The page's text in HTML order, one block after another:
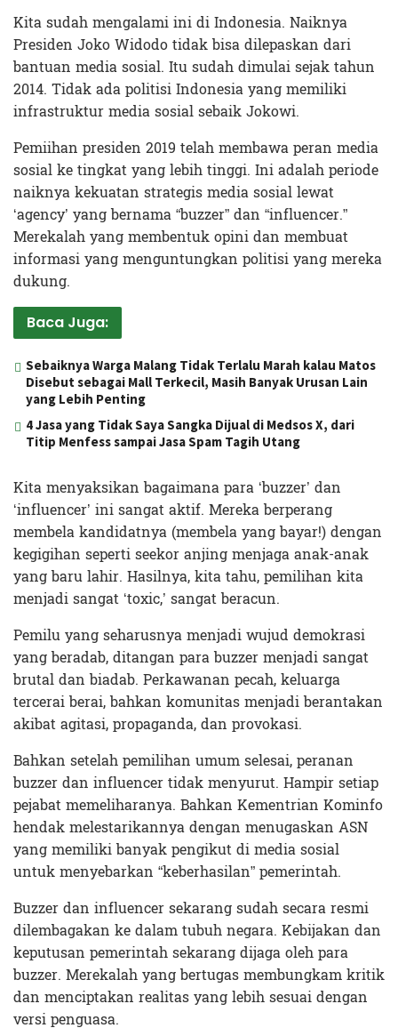
Kita sudah mengalami ini di Indonesia. Naiknya
Presiden Joko Widodo tidak bisa dilepaskan dari
bantuan media sosial. Itu sudah dimulai sejak tahun
2014. Tidak ada politisi Indonesia yang memiliki
infrastruktur media sosial sebaik Jokowi.
Pemiihan presiden 2019 telah membawa peran media
sosial ke tingkat yang lebih tinggi. Ini adalah periode
naiknya kekuatan strategis media sosial lewat
‘agency’ yang bernama “buzzer” dan “influencer.”
Merekalah yang membentuk opini dan membuat
informasi yang menguntungkan politisi yang mereka
dukung.
Baca Juga:
Sebaiknya Warga Malang Tidak Terlalu Marah kalau Matos
Disebut sebagai Mall Terkecil, Masih Banyak Urusan Lain
yang Lebih Penting
4 Jasa yang Tidak Saya Sangka Dijual di Medsos X, dari
Titip Menfess sampai Jasa Spam Tagih Utang
Kita menyaksikan bagaimana para ‘buzzer’ dan
‘influencer’ ini sangat aktif. Mereka berperang
membela kandidatnya (membela yang bayar!) dengan
kegigihan seperti seekor anjing menjaga anak-anak
yang baru lahir. Hasilnya, kita tahu, pemilihan kita
menjadi sangat ‘toxic,’ sangat beracun.
Pemilu yang seharusnya menjadi wujud demokrasi
yang beradab, ditangan para buzzer menjadi sangat
brutal dan biadab. Perkawanan pecah, keluarga
tercerai berai, bahkan komunitas menjadi berantakan
akibat agitasi, propaganda, dan provokasi.
Bahkan setelah pemilihan umum selesai, peranan
buzzer dan influencer tidak menyurut. Hampir setiap
pejabat memeliharanya. Bahkan Kementrian Kominfo
hendak melestarikannya dengan menugaskan ASN
yang memiliki banyak pengikut di media sosial
untuk menyebarkan “keberhasilan” pemerintah.
Buzzer dan influencer sekarang sudah secara resmi
dilembagakan ke dalam tubuh negara. Kebijakan dan
keputusan pemerintah sekarang dijaga oleh para
buzzer. Merekalah yang bertugas membungkam kritik
dan menciptakan realitas yang lebih sesuai dengan
versi penguasa.